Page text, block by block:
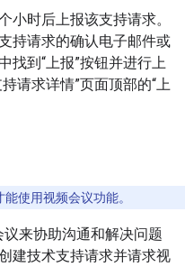
小时后上报该支持请求。
持请求的确认电子邮件或
找到“上报”按钮并进行上
请求详情”页面顶部的“上
能使用视频会议功能。
来协助沟通和解决问题
建技术支持请求并请求视